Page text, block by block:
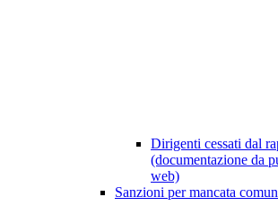
Dirigenti cessati dal
(documentazione da
web)
Sanzioni per mancata